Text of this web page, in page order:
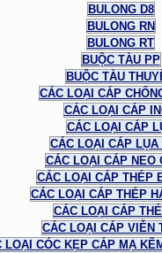
BULONG D8
BULONG RN
BULONG RT
BUỘC TÀU PP
BUỘC TÀU
CÁC LOẠI CÁP
CÁC LOẠI CÁP
CÁC LOẠI CÁP
CÁC LOẠI CÁP LỤA
CÁC LOẠI CÁP NEO
CÁC LOẠI CÁP THÉP
CÁC LOẠI CÁP THÉP
CÁC LOẠI CÁP
CÁC LOẠI CÁP VIỄN
LOẠI CÓC KẸP CÁP MẠ